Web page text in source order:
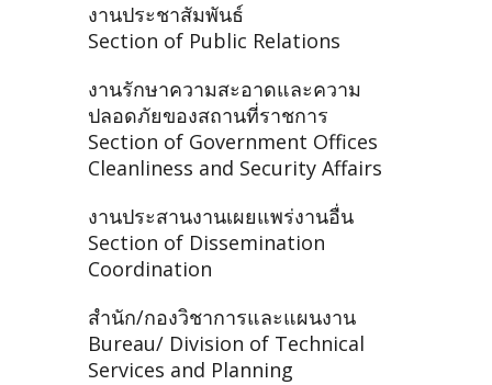
งานประชาสัมพันธ์
Section of Public Relations
งานรักษาความสะอาดและความ
ปลอดภัยของสถานที่ราชการ
Section of Government Offices
Cleanliness and Security Affairs
งานประสานงานเผยแพร่งานอื่น
Section of Dissemination
Coordination
สำนัก/กองวิชาการและแผนงาน
Bureau/ Division of Technical
Services and Planning